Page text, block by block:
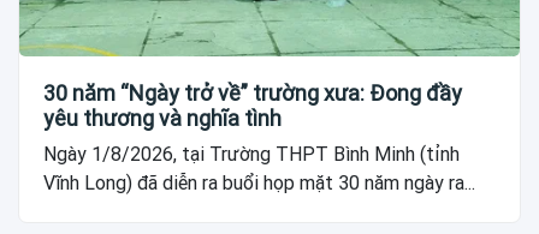
30 năm “Ngày trở về” trường xưa: Đong đầy
yêu thương và nghĩa tình
Ngày 1/8/2026, tại Trường THPT Bình Minh (tỉnh
Vĩnh Long) đã diễn ra buổi họp mặt 30 năm ngày ra...